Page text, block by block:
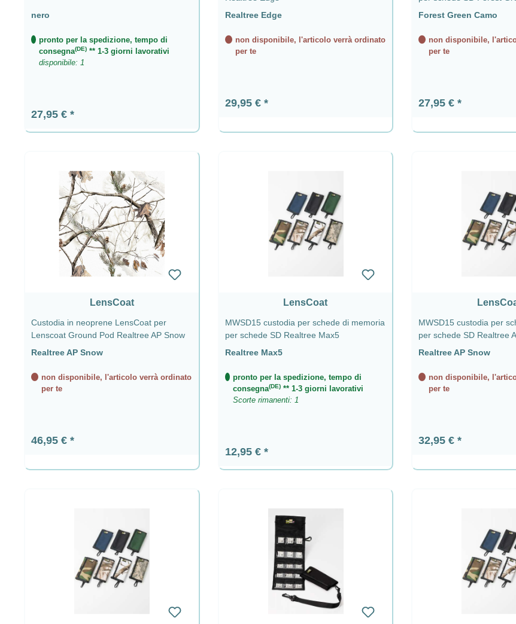
nero
pronto per la spedizione, tempo di
consegna(DE) ** 1-3 giorni lavorativi
disponibile: 1
Prezzo normale:
27,95 €
Realtree Edge
non disponibile, l'articolo verrà ordinato
per te
Prezzo normale:
29,95 €
Forest Green Camo
non disponibile,
per te
Prezzo normale:
27,95 €
LensCoat
Custodia in neoprene LensCoat per
Lenscoat Ground Pod Realtree AP Snow
Realtree AP Snow
non disponibile, l'articolo verrà ordinato
per te
Prezzo normale:
46,95 €
LensCoat
MWSD15 custodia per schede di memoria
per schede SD Realtree Max5
Realtree Max5
pronto per la spedizione, tempo di
consegna(DE)** 1-3 giorni lavorativi
Scorte rimanenti: 1
Prezzo normale:
12,95 €
MWSD15 custodia per
per schede SD Realtree
Realtree AP Snow
non disponibile,
per te
Prezzo normale:
32,95 €